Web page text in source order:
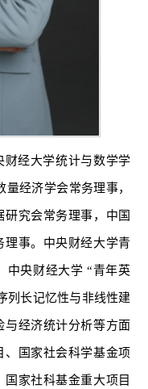
财经大学统计与数学学
经济学会常务理事，
究会常务理事，中国
理事。中央财经大学青
中央财经大学 “青年英
列长记忆性与非线性建
经济统计分析等方面
、国家社会科学基金项
家社科基金重大项目